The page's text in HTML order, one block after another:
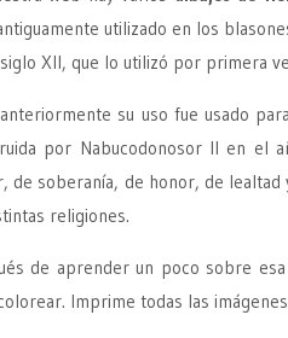
utilizado en los
XII, que lo utilizó por primera
su uso fue usado
por Nabucodonosor II en el
de soberanía, de honor, de
religiones.
de aprender un poco sobre
Imprime todas las